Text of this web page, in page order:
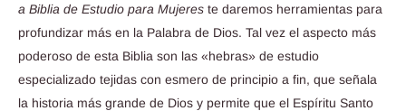
a Biblia de Estudio para Mujeres te daremos herramientas para
profundizar más en la Palabra de Dios. Tal vez el aspecto más
poderoso de esta Biblia son las «hebras» de estudio
especializado tejidas con esmero de principio a fin, que señala
la historia más grande de Dios y permite que el Espíritu Santo